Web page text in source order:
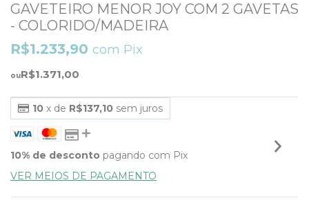
GAVETEIRO MENOR JOY COM 2 GAVETAS
- COLORIDO/MADEIRA
R$1.371,00
R$1.233,90 com Pix
10 x de R$137,10 sem juros
10% de desconto pagando com Pix
VER MEIOS DE PAGAMENTO